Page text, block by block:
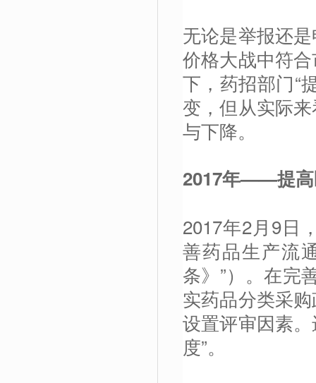
无论是举报还
价格大战中符
下，药招部门“
变，但从实际
与下降。
2017年——提高
2017年2月9日
善药品生产流
条》”）。在完
实药品分类采
设置评审因素
度”。